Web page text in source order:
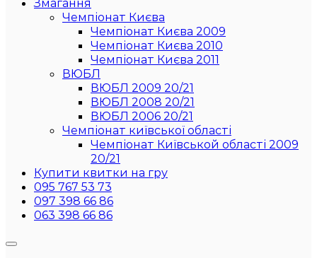
Змагання
Чемпіонат Києва
Чемпіонат Києва 2009
Чемпіонат Києва 2010
Чемпіонат Києва 2011
ВЮБЛ
ВЮБЛ 2009 20/21
ВЮБЛ 2008 20/21
ВЮБЛ 2006 20/21
Чемпіонат київської області
Чемпіонат Київськой області 2009
20/21
Купити квитки на гру
095 767 53 73
097 398 66 86
063 398 66 86